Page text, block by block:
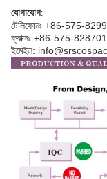
যোগাযোগ:
টেলিফোনঃ +86-575-
ফ্যাক্সঃ +86-575-
ইমেইল: